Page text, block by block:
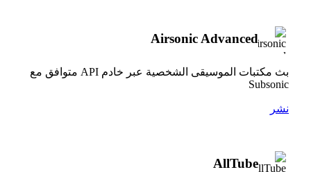
Airsonic Advanced
بث مكتبات الموسيقى الشخصية عبر خادم API متوافق مع
Subsonic
نشر
AllTube